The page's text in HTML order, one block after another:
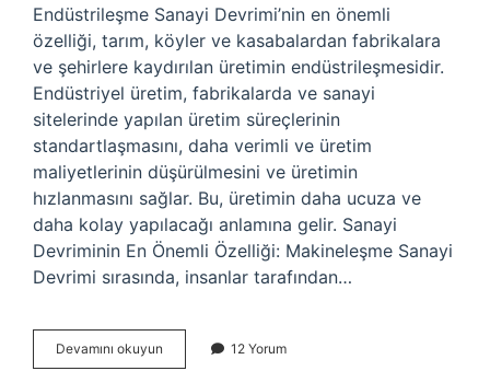
Endüstrileşme Sanayi Devrimi’nin en önemli
özelliği, tarım, köyler ve kasabalardan fabrikalara
ve şehirlere kaydırılan üretimin endüstrileşmesidir.
Endüstriyel üretim, fabrikalarda ve sanayi
sitelerinde yapılan üretim süreçlerinin
standartlaşmasını, daha verimli ve üretim
maliyetlerinin düşürülmesini ve üretimin
hızlanmasını sağlar. Bu, üretimin daha ucuza ve
daha kolay yapılacağı anlamına gelir. Sanayi
Devriminin En Önemli Özelliği: Makineleşme Sanayi
Devrimi sırasında, insanlar tarafından…
Devamını okuyun
Devrimi’nin
12 Yorum